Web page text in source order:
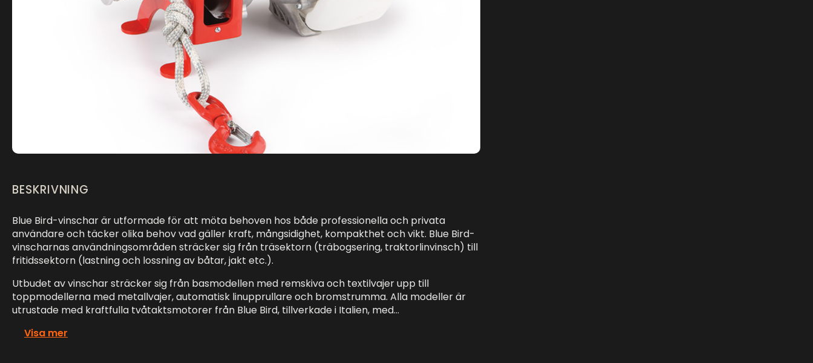
BESKRIVNING
Blue Bird-vinschar är utformade för att möta behoven hos både professionella och privata
användare och täcker olika behov vad gäller kraft, mångsidighet, kompakthet och vikt. Blue Bird-
vinscharnas användningsområden sträcker sig från träsektorn (träbogsering, traktorlinvinsch) till
fritidssektorn (lastning och lossning av båtar, jakt etc.).
Utbudet av vinschar sträcker sig från basmodellen med remskiva och textilvajer upp till
toppmodellerna med metallvajer, automatisk linupprullare och bromstrumma. Alla modeller är
utrustade med kraftfulla tvåtaktsmotorer från Blue Bird, tillverkade i Italien, med…
Visa mer